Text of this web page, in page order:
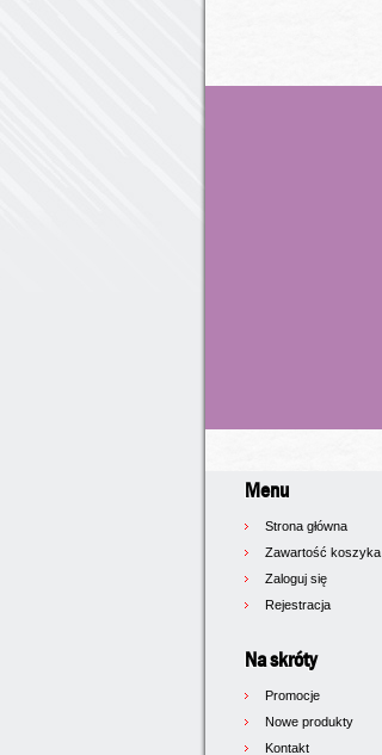
Menu
Strona główna
Zawartość koszyka
Zaloguj się
Rejestracja
Na skróty
Promocje
Nowe produkty
Kontakt